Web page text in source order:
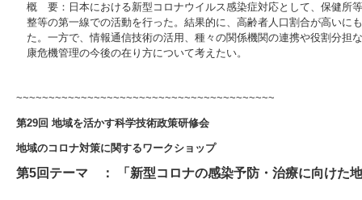
概 要：日本における新型コロナウイルス感染症対応として、保健所
整等の第一線での活動を行った。結果的に、高齢者人口割合が高いに
た。一方で、情報通信技術の活用、種々の関係機関の連携や役割分担
康危機管理の今後の在り方について考えたい。
~~~~~~~~~~~~~~~~~~~~~~~~~~~~~~~~~~~~~~~~
第29回 地域を活かす科学技術政策研修会
地域のコロナ対策に関するワークショップ
第5回テーマ ： 「新型コロナの感染予防・治療に向けた